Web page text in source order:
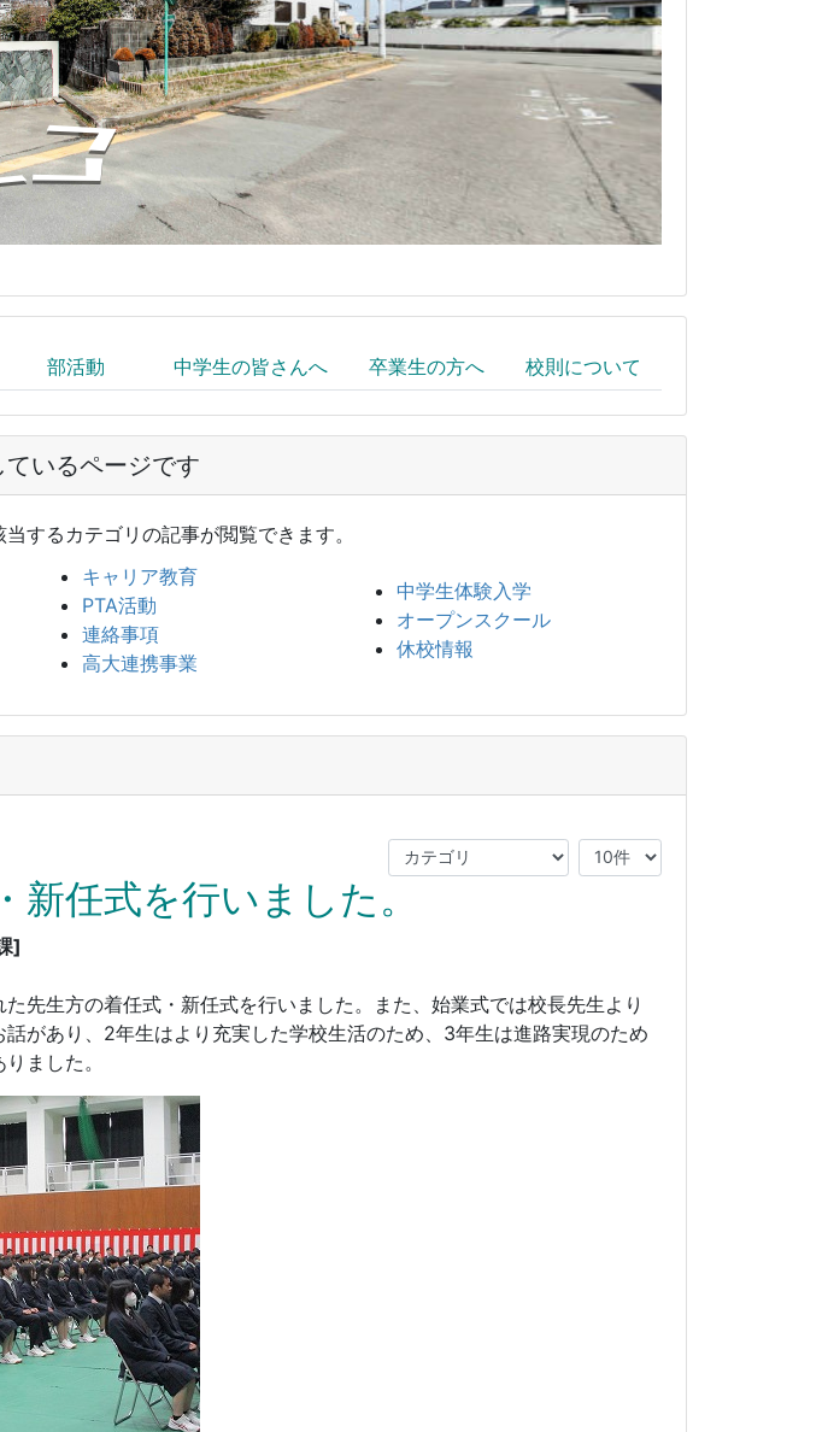
部活動 中学生の皆さんへ 卒業生の方へ 校則について
いるページです
するカテゴリの記事が閲覧できます。
キャリア教育
PTA活動
連絡事項
高大連携事業
中学生体験入学
オープンスクール
休校情報
新任式を行いました。
]
先生方の着任式・新任式を行いました。また、始業式では校長先生より
があり、2年生はより充実した学校生活のため、3年生は進路実現のため
ました。